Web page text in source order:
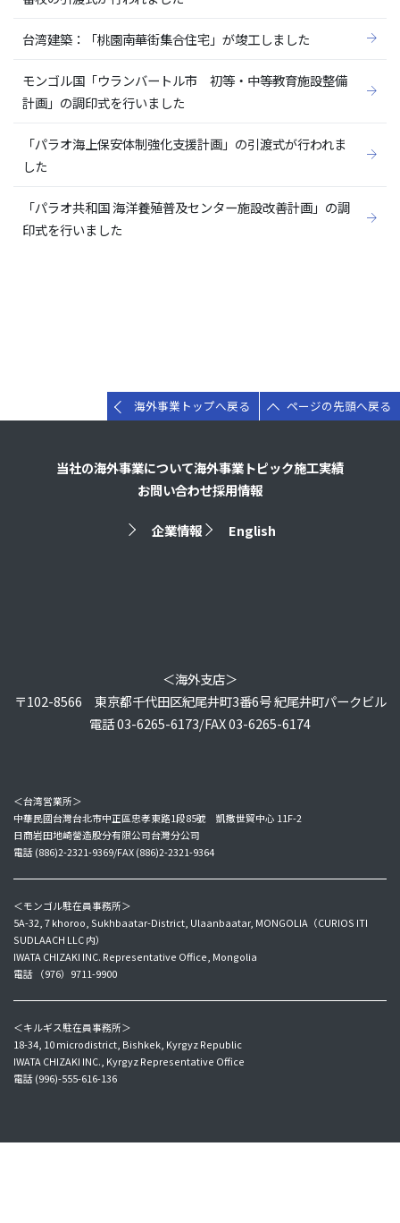
台湾建築：「桃園南華街集合住宅」が竣工しました
モンゴル国「ウランバートル市 初等・中等教育施設整備
計画」の調印式を行いました
「パラオ海上保安体制強化支援計画」の引渡式が行われま
した
「パラオ共和国 海洋養殖普及センター施設改善計画」の調
印式を行いました
海外事業トップへ戻る ページの先頭へ戻る
当社の海外事業について海外事業トピック施工実績
お問い合わせ採用情報
企業情報 English
＜海外支店＞
〒102-8566 東京都千代田区紀尾井町3番6号 紀尾井町パークビル
電話 03-6265-6173/FAX 03-6265-6174
＜台湾営業所＞
中華民國台灣台北市中正區忠孝東路1段85號 凱撒世貿中心 11F-2
日商岩田地崎營造股分有限公司台灣分公司
電話 (886)2-2321-9369/FAX (886)2-2321-9364
＜モンゴル駐在員事務所＞
5A-32, 7 khoroo, Sukhbaatar-District, Ulaanbaatar, MONGOLIA（CURIOS ITI
SUDLAACH LLC 内）
IWATA CHIZAKI INC. Representative Office, Mongolia
電話 （976）9711-9900
＜キルギス駐在員事務所＞
18-34, 10 microdistrict, Bishkek, Kyrgyz Republic
IWATA CHIZAKI INC., Kyrgyz Representative Office
電話 (996)-555-616-136